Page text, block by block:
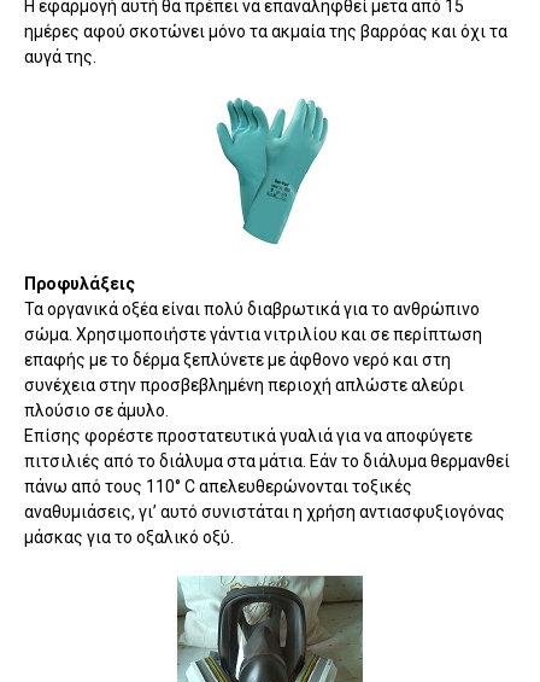
Η εφαρμογή αυτή θα πρέπει να επαναληφθεί μετά από 15
ημέρες αφού σκοτώνει μόνο τα ακμαία της βαρρόας και όχι τα
αυγά της.
Προφυλάξεις
Τα οργανικά οξέα είναι πολύ διαβρωτικά για το ανθρώπινο
σώμα. Χρησιμοποιήστε γάντια νιτριλίου και σε περίπτωση
επαφής με το δέρμα ξεπλύνετε με άφθονο νερό και στη
συνέχεια στην προσβεβλημένη περιοχή απλώστε αλεύρι
πλούσιο σε άμυλο.
Επίσης φορέστε προστατευτικά γυαλιά για να αποφύγετε
πιτσιλιές από το διάλυμα στα μάτια. Εάν το διάλυμα θερμανθεί
πάνω από τους 110° C απελευθερώνονται τοξικές
αναθυμιάσεις, γι’ αυτό συνιστάται η χρήση αντιασφυξιογόνας
μάσκας για το οξαλικό οξύ.